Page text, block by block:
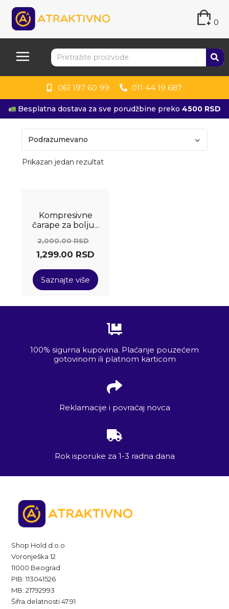
0
061 197 60 99 011 44 19 687
Besplatna dostava za sve porudžbine preko4500 RSD
Prikazan jedan rezultat
Kompresivne
čarape za bolju...
2,000.00RSD
1,299.00 RSD
Saznajte više
100% sigurna kupovina. Plaćanje pouzećem
gotovinom ili platnom karticom
Reklamacije i povraćaj novca
Rok isporuke za 1-3 radna dana
Shop Hold d.o.o.
Voronješka 12
11000 Beograd
PIB: 113041526
MB: 21792993
Šifra delatnosti 47.91